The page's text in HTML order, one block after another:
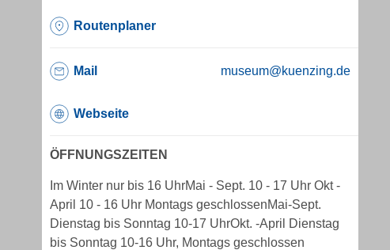
Routenplaner
Mail museum@kuenzing.de
Webseite
ÖFFNUNGSZEITEN
Im Winter nur bis 16 UhrMai - Sept. 10 - 17 Uhr Okt -
April 10 - 16 Uhr Montags geschlossenMai-Sept.
Dienstag bis Sonntag 10-17 UhrOkt. -April Dienstag
bis Sonntag 10-16 Uhr, Montags geschlossen